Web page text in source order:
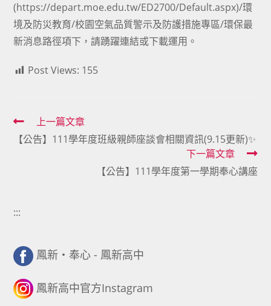
(https://depart.moe.edu.tw/ED2700/Default.aspx)/環
境及防災教育/校園空氣品質警示及防護措施專區/環保最
新消息路徑項下，請踴躍連結或下載運用。
Post Views: 155
Read
more
上一篇文章
【公告】111學年度班級親師座談會相關資訊(9.15更新)✨
下一篇文章
【公告】111學年度第一學期奉心講座
:::
鳳新・奉心 - 鳳新高中
鳳新高中官方Instagram